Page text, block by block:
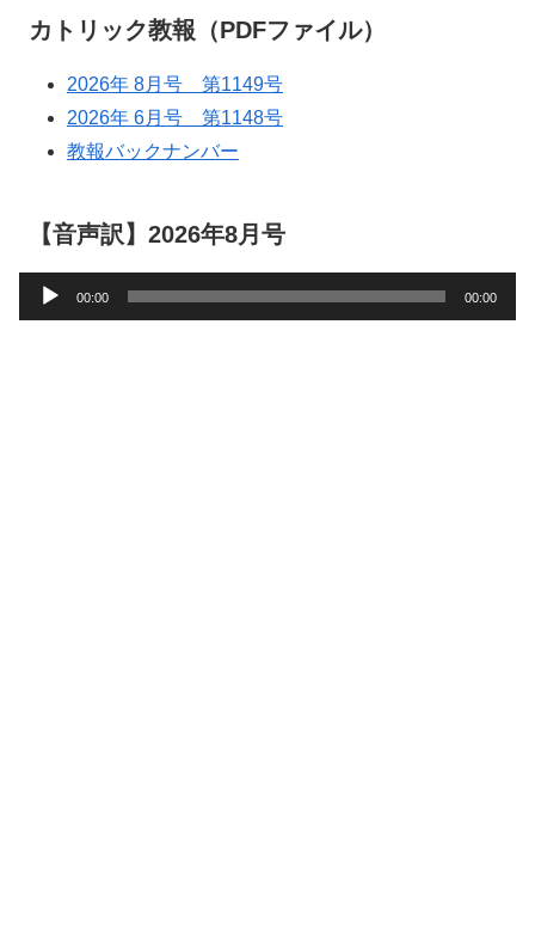
カトリック教報（PDFファイル）
2026年 8月号 第1149号
2026年 6月号 第1148号
教報バックナンバー
【音声訳】2026年8月号
声
00:00 00:00